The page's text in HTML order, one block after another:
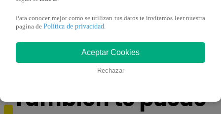
Yo Soy GRANDES BATALLAS: ¡El
Pájaro Gómez venció a Miguel Mateos y
También te puede
Para conocer mejor como se utilizan tus datos te invitamos leer nuestra
pagina de Política de privacidad.
Aceptar Cookies
Rechazar